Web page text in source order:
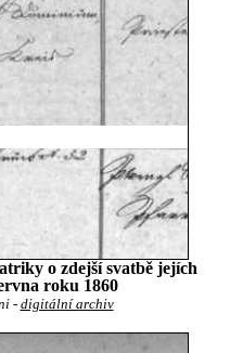
o zdejší svatbě jejích
roku 1860
- digitální archiv